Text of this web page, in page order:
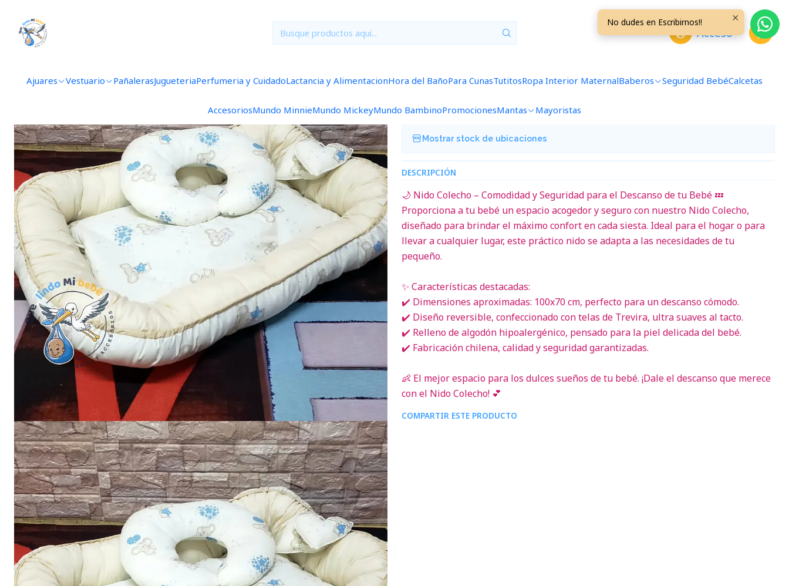
Acceso
Ajuares Vestuario PañalerasJugueteriaPerfumeria y CuidadoLactancia y AlimentacionHora del BañoPara CunasTutitosRopa Interior MaternalBaberos Seguridad BebéCalcetas
AccesoriosMundo MinnieMundo MickeyMundo BambinoPromocionesMantas Mayoristas
Mostrar stock de ubicaciones
DESCRIPCIÓN
🌙 Nido Colecho – Comodidad y Seguridad para el Descanso de tu Bebé 💤
Proporciona a tu bebé un espacio acogedor y seguro con nuestro Nido Colecho,
diseñado para brindar el máximo confort en cada siesta. Ideal para el hogar o para
llevar a cualquier lugar, este práctico nido se adapta a las necesidades de tu
pequeño.
✨ Características destacadas:
✔️ Dimensiones aproximadas: 100x70 cm, perfecto para un descanso cómodo.
✔️ Diseño reversible, confeccionado con telas de Trevira, ultra suaves al tacto.
✔️ Relleno de algodón hipoalergénico, pensado para la piel delicada del bebé.
✔️ Fabricación chilena, calidad y seguridad garantizadas.
👶 El mejor espacio para los dulces sueños de tu bebé. ¡Dale el descanso que merece
con el Nido Colecho! 💕
COMPARTIR ESTE PRODUCTO
No dudes en Escribirnos!!